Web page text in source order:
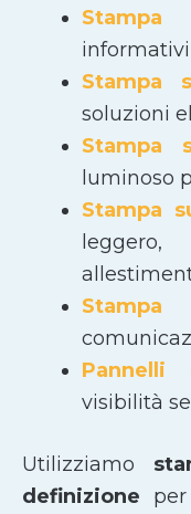
Stampa
Stampa
soluzioni
Stampa
luminoso
Stampa
Pannelli
visibilità
Utilizziamo
definizione